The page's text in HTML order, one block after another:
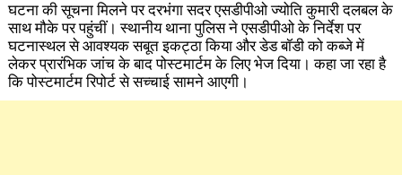
घटना की सूचना मिलने पर दरभंगा सदर एसडीपीओ ज्योति कुमारी दलबल के
साथ मौके पर पहुंचीं। स्थानीय थाना पुलिस ने एसडीपीओ के निर्देश पर
घटनास्थल से आवश्यक सबूत इकट्ठा किया और डेड बॉडी को कब्जे में
लेकर प्रारंभिक जांच के बाद पोस्टमार्टम के लिए भेज दिया। कहा जा रहा है
कि पोस्टमार्टम रिपोर्ट से सच्चाई सामने आएगी।